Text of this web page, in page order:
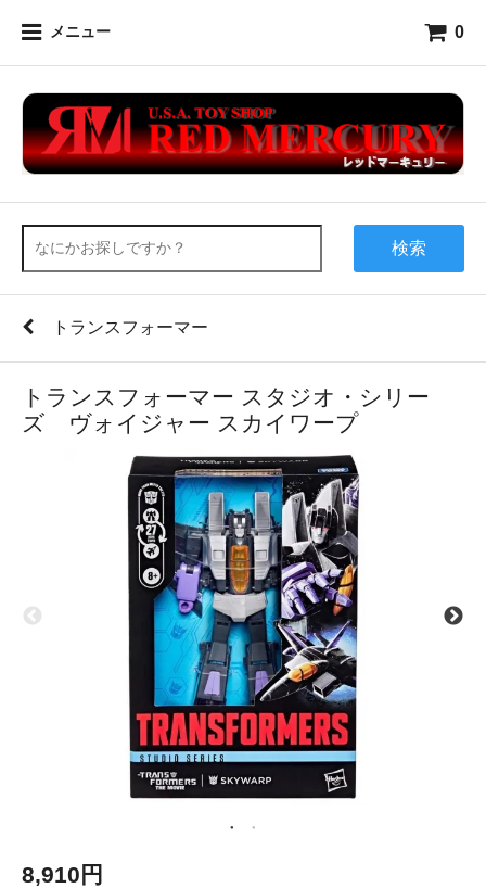
メニュー 0
検索
トランスフォーマー
トランスフォーマー スタジオ・シリー
ズ ヴォイジャー スカイワープ
8,910円